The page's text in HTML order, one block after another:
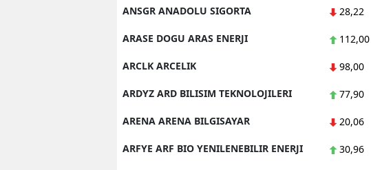
ANSGR ANADOLU SIGORTA 28,22
ARASE DOGU ARAS ENERJI 112,00
ARCLK ARCELIK 98,00
ARDYZ ARD BILISIM TEKNOLOJILERI 77,90
ARENA ARENA BILGISAYAR 20,06
ARFYE ARF BIO YENILENEBILIR ENERJI 30,96